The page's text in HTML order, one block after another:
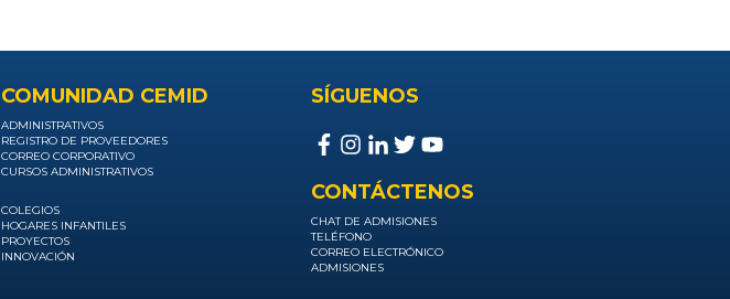
COMUNIDAD CEMID
ADMINISTRATIVOS
REGISTRO DE PROVEEDORES
CORREO CORPORATIVO
CURSOS ADMINISTRATIVOS
COLEGIOS
HOGARES INFANTILES
PROYECTOS
INNOVACIÓN
SÍGUENOS
CONTÁCTENOS
CHAT DE ADMISIONES
TELÉFONO
CORREO ELECTRÓNICO
ADMISIONES